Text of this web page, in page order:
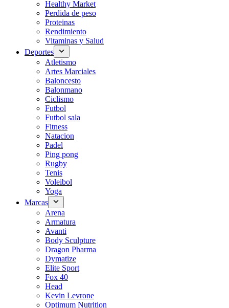
Healthy Market
Perdida de peso
Proteinas
Rendimiento
Vitaminas y Salud
Deportes
Atletismo
Artes Marciales
Baloncesto
Balonmano
Ciclismo
Futbol
Futbol sala
Fitness
Natacion
Padel
Ping pong
Rugby
Tenis
Voleibol
Yoga
Marcas
Arena
Armatura
Avanti
Body Sculpture
Dragon Pharma
Dymatize
Elite Sport
Fox 40
Head
Kevin Levrone
Optimum Nutrition